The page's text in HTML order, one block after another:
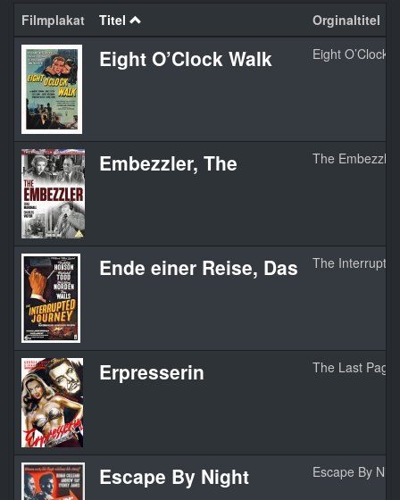
Filmplakat Titel Orginaltitel
Eight O’Clock Walk Eight O’Clock
Embezzler, The The Embezzler
Ende einer Reise, Das The
Erpresserin The Last Page
Escape By Night Escape By